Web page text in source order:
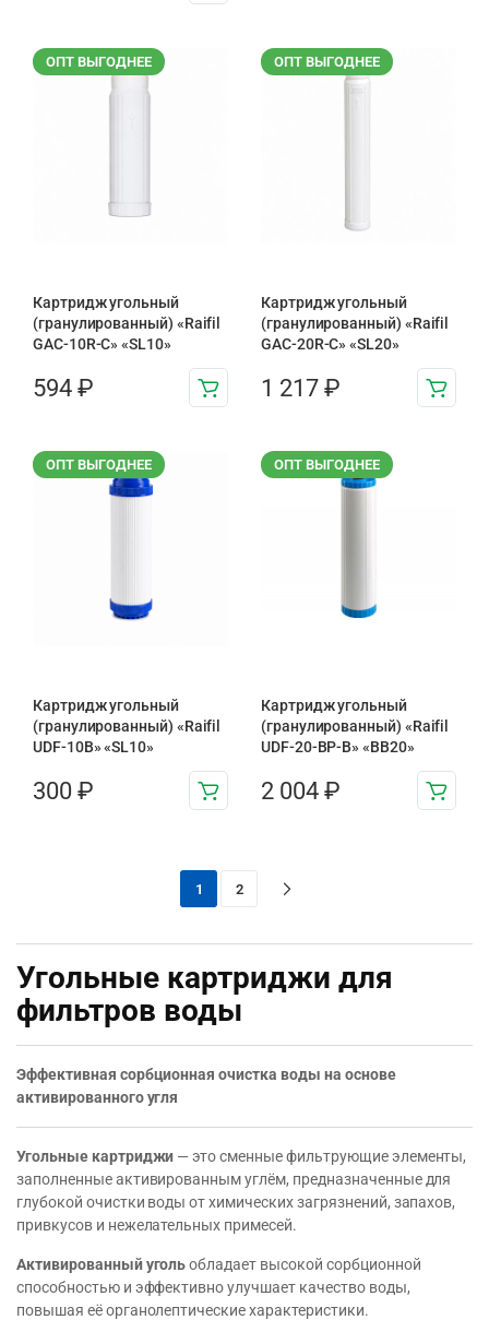
ОПТ ВЫГОДНЕЕ
Картридж угольный
(гранулированный) «Raifil
GAC-10R-C» «SL10»
594 ₽
ОПТ ВЫГОДНЕЕ
Картридж угольный
(гранулированный) «Raifil
GAC-20R-C» «SL20»
1 217 ₽
ОПТ ВЫГОДНЕЕ
Картридж угольный
(гранулированный) «Raifil
UDF-10B» «SL10»
300 ₽
ОПТ ВЫГОДНЕЕ
Картридж угольный
(гранулированный) «Raifil
UDF-20-BP-B» «BB20»
2 004 ₽
1 2
Угольные картриджи для
фильтров воды
Эффективная сорбционная очистка воды на основе
активированного угля
Угольные картриджи — это сменные фильтрующие элементы,
заполненные активированным углём, предназначенные для
глубокой очистки воды от химических загрязнений, запахов,
привкусов и нежелательных примесей.
Активированный угольобладает высокой сорбционной
способностью и эффективно улучшает качество воды,
повышая её органолептические характеристики.